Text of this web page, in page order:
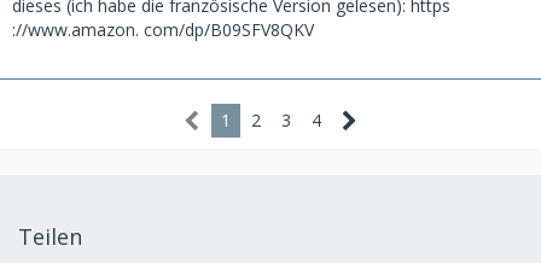
dieses (ich habe die französische Version gelesen): https
://www.amazon. com/dp/B09SFV8QKV
1 2 3 4
Teilen